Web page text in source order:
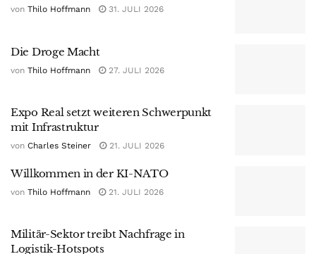
von Thilo Hoffmann 31. JULI 2026
Die Droge Macht
von Thilo Hoffmann 27. JULI 2026
Expo Real setzt weiteren Schwerpunkt
mit Infrastruktur
von Charles Steiner 21. JULI 2026
Willkommen in der KI-NATO
von Thilo Hoffmann 21. JULI 2026
Militär-Sektor treibt Nachfrage in
Logistik-Hotspots